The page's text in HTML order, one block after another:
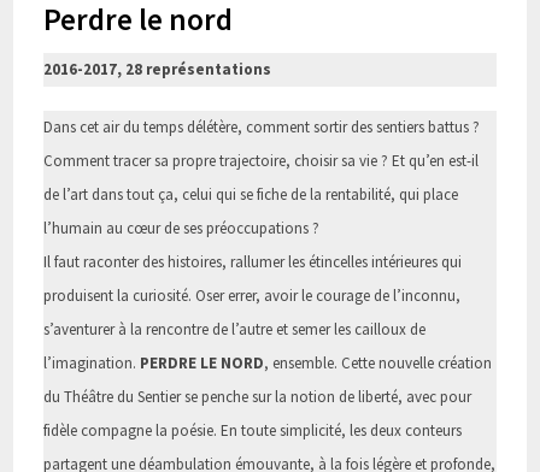
Perdre le nord
2016-2017, 28 représentations
Dans cet air du temps délétère, comment sortir des sentiers battus ?
Comment tracer sa propre trajectoire, choisir sa vie ? Et qu’en est-il
de l’art dans tout ça, celui qui se fiche de la rentabilité, qui place
l’humain au cœur de ses préoccupations ?
Il faut raconter des histoires, rallumer les étincelles intérieures qui
produisent la curiosité. Oser errer, avoir le courage de l’inconnu,
s’aventurer à la rencontre de l’autre et semer les cailloux de
l’imagination. PERDRE LE NORD, ensemble. Cette nouvelle création
du Théâtre du Sentier se penche sur la notion de liberté, avec pour
fidèle compagne la poésie. En toute simplicité, les deux conteurs
partagent une déambulation émouvante, à la fois légère et profonde,